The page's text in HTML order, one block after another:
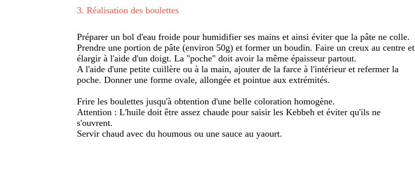
3. Réalisation des boulettes
Préparer un bol d'eau froide pour humidifier ses mains et ainsi éviter que la pâte ne colle.
Prendre une portion de pâte (environ 50g) et former un boudin. Faire un creux au centre et
élargir à l'aide d'un doigt. La "poche" doit avoir la même épaisseur partout.
A l'aide d'une petite cuillère ou à la main, ajouter de la farce à l'intérieur et refermer la
poche. Donner une forme ovale, allongée et pointue aux extrémités.
Frire les boulettes jusqu'à obtention d'une belle coloration homogène.
Attention : L'huile doit être assez chaude pour saisir les Kebbeh et éviter qu'ils ne
s'ouvrent.
Servir chaud avec du houmous ou une sauce au yaourt.